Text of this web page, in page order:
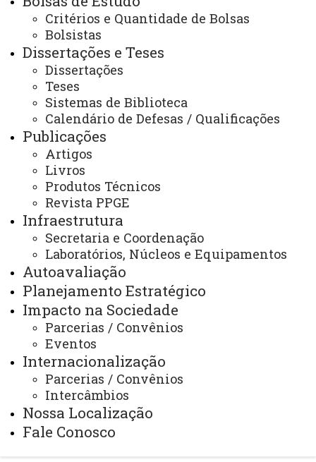
Critérios e Quantidade de Bolsas
Bolsistas
Dissertações e Teses
Dissertações
Teses
Sistemas de Biblioteca
Calendário de Defesas / Qualificações
Publicações
Artigos
Livros
Produtos Técnicos
Revista PPGE
Infraestrutura
Secretaria e Coordenação
Laboratórios, Núcleos e Equipamentos
Autoavaliação
Planejamento Estratégico
Impacto na Sociedade
Parcerias / Convênios
Eventos
Internacionalização
Parcerias / Convênios
Intercâmbios
Nossa Localização
Fale Conosco
ACESSE
Acesso Restrito (Editores do Portal)
Arquivo Virtual
Bibliotecas
Identidade Visual
Mapa do Site
Ouvidoria
Portal Office 365
Sistemas
Telefones
Webmail
REITORIA
Secretaria Geral